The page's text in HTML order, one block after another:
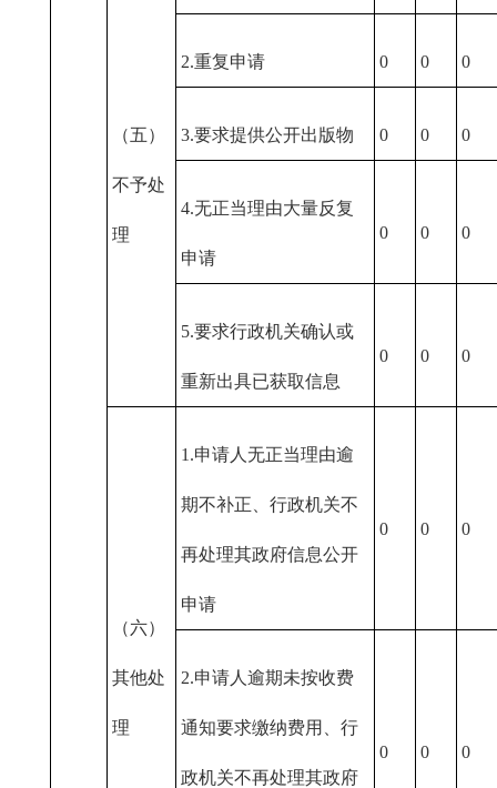
（五）
不予处
理
2.重复申请 0 0 0
3.要求提供公开出版物 0 0 0
4.无正当理由大量反复
申请
0 0 0
5.要求行政机关确认或
重新出具已获取信息
0 0 0
（六）
其他处
理
1.申请人无正当理由逾
期不补正、行政机关不
再处理其政府信息公开
申请
0 0 0
2.申请人逾期未按收费
通知要求缴纳费用、行
政机关不再处理其政府
0 0 0